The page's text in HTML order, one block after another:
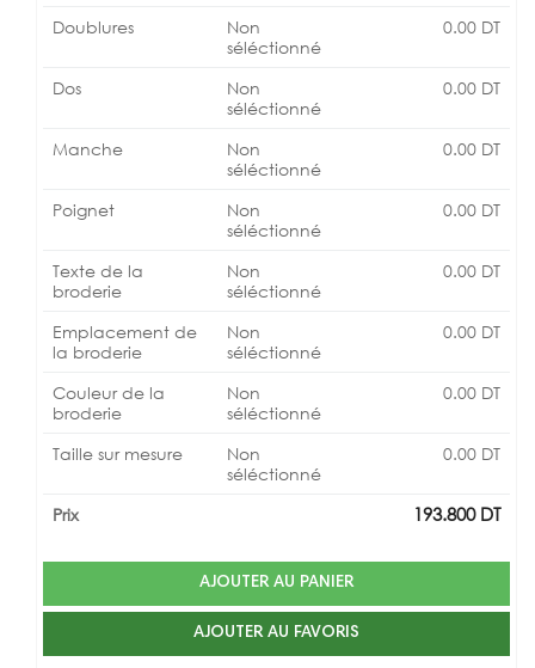
Doublures
Non
séléctionné
0.00 DT
Dos
Non
séléctionné
0.00 DT
Manche
Non
séléctionné
0.00 DT
Poignet
Non
séléctionné
0.00 DT
Texte de la
broderie
Non
séléctionné
0.00 DT
Emplacement de
la broderie
Non
séléctionné
0.00 DT
Couleur de la
broderie
Non
séléctionné
0.00 DT
Taille sur mesure
Non
séléctionné
0.00 DT
Prix 193.800DT
AJOUTER AU PANIER
AJOUTER AU FAVORIS